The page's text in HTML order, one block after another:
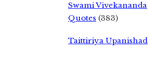
Swami Vivekananda
Quotes (383)
Taittiriya Upanishad